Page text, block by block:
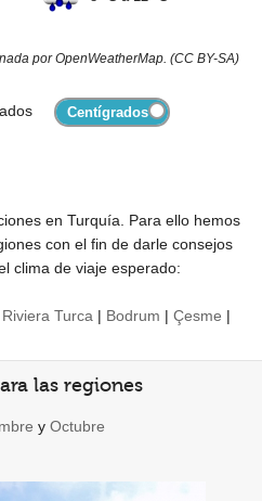
por OpenWeatherMap. (CC BY-SA)
en Turquía. Para ello hemos
con el fin de darle consejos
clima de viaje esperado:
Riviera Turca | Bodrum | Çesme |
las regiones
y Octubre